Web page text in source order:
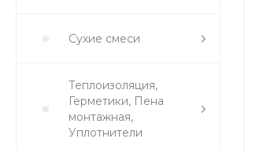
Сухие смеси
Теплоизоляция,
Герметики, Пена
монтажная,
Уплотнители